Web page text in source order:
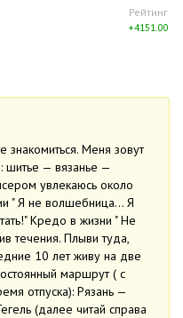
Рейтинг
+4151.00
знакомиться. Меня зовут
шитье — вязанье —
увлекаюсь около
" Я не волшебница… Я
Кредо в жизни " Не
течения. Плыви туда,
10 лет живу на две
маршрут ( с
отпуска): Рязань —
(далее читай справа